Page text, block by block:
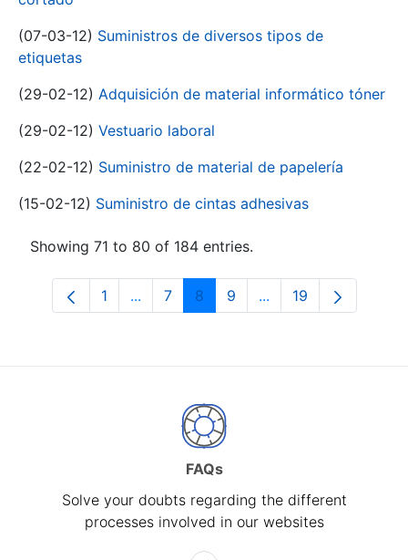
(07-03-12) Suministros de diversos tipos de
etiquetas
(29-02-12) Adquisición de material informático tóner
(29-02-12) Vestuario laboral
(22-02-12) Suministro de material de papelería
(15-02-12) Suministro de cintas adhesivas
Showing 71 to 80 of 184 entries.
Page
1 ...Intermediate Pages Use TAB to
Page
7 Page
8 Page
9 ...Intermediate Pages
Page
19
FAQs
Solve your doubts regarding the different
processes involved in our websites